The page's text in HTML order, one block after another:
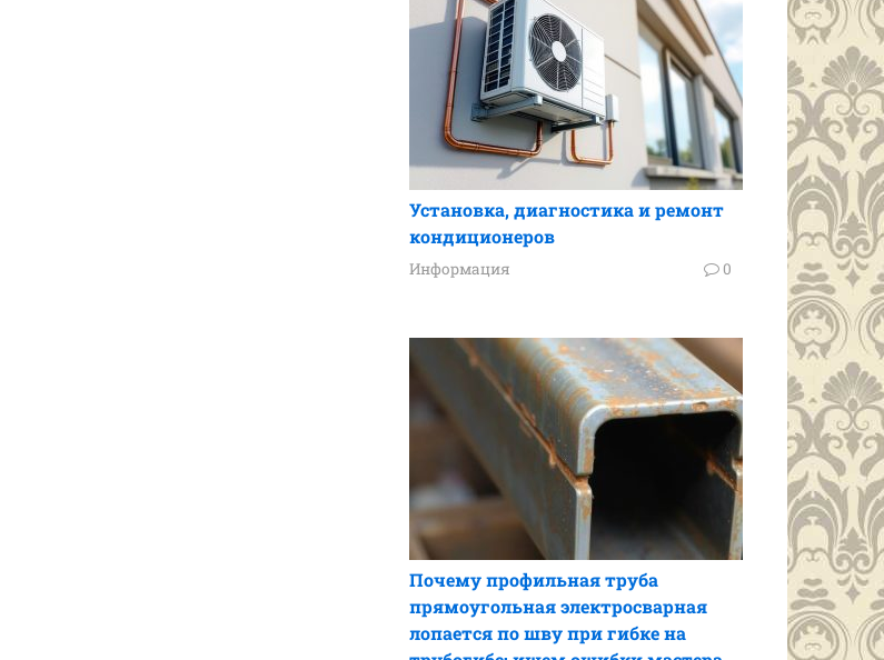
Установка, диагностика и ремонт
кондиционеров
Информация 0
Почему профильная труба
прямоугольная электросварная
лопается по шву при гибке на